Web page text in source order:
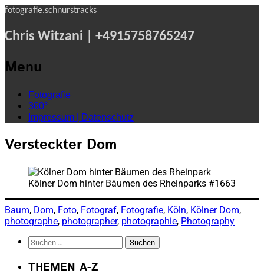
fotografie.schnurstracks
Chris Witzani | +4915758765247
Menu
Skip
content
Fotografie
360°
Impressum | Datenschutz
Versteckter Dom
Kölner Dom hinter Bäumen des Rheinparks #1663
Baum, Dom, Foto, Fotograf, Fotografie, Köln, Kölner Dom
photographe, photographer, photographie, Photography
Suchen
nach:
THEMEN A-Z